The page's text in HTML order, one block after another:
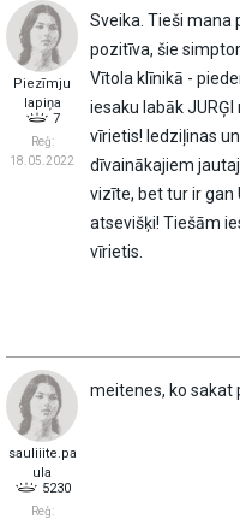
Piezīmju
lapiņa
7
Reģ:
18.05.2022
Sveika. Tieši mana
pozitīva, šie
Vītola klīnikā -
iesaku labāk JURĢI
vīrietis! Iedziļinas
dīvainākajiem
vizīte, bet tur ir gan
atsevišķi! Tiešām
vīrietis.
sauliiite.pa
ula
5230
Reģ:
meitenes, ko sakat